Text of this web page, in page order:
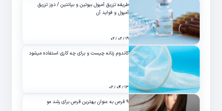
طریقه تزریق آمپول بیوتین و بپانتین / دوز تزریق
آمپول و فواید آن
۱۹ / ۰۲ / ۰۲
کاندوم زنانه چیست و برای چه کاری استفاده میشود
۱۳ / ۰۴ / ۰۲
۹ قرص به عنوان بهترین قرص برای رشد مو